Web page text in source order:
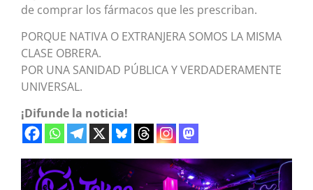
de comprar los fármacos que les prescriban.
PORQUE NATIVA O EXTRANJERA SOMOS LA MISMA
CLASE OBRERA.
POR UNA SANIDAD PÚBLICA Y VERDADERAMENTE
UNIVERSAL.
¡Difunde la noticia!